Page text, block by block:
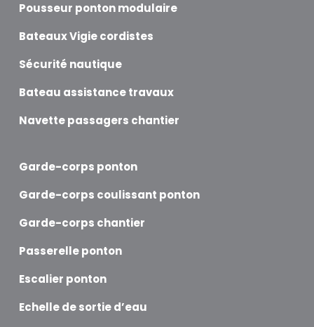
Pousseur ponton modulaire
Bateaux Vigie cordistes
Sécurité nautique
Bateau assistance travaux
Navette passagers chantier
Garde-corps ponton
Garde-corps coulissant ponton
Garde-corps chantier
Passerelle ponton
Escalier ponton
Echelle de sortie d’eau